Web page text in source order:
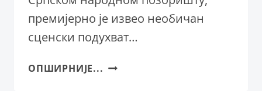
премијерно је извео необичан
сценски подухват…
ОПШИРНИЈЕ... АКО